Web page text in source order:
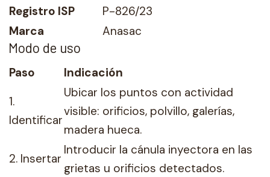
Registro ISP
P-826/23
Marca
Anasac
Modo de uso
Paso
Indicación
1.
Identificar
Ubicar los puntos con actividad
visible: orificios, polvillo, galerías,
madera hueca.
2. Insertar
Introducir la cánula inyectora en las
grietas u orificios detectados.